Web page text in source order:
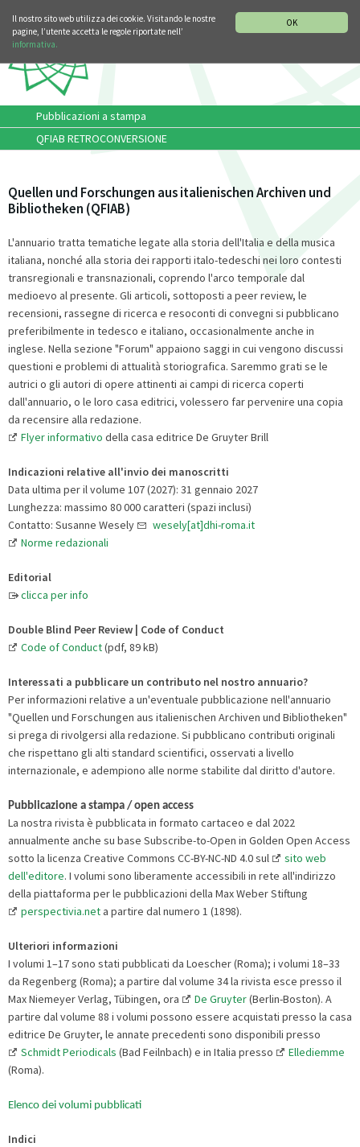
OK
Il nostro sito web utilizza dei cookie. Visitando le nostre
pagine, l’utente accetta le regole riportate nell’
informativa.
Pubblicazioni a stampa
QFIAB RETROCONVERSIONE
Quellen und Forschungen aus italienischen Archiven und
Bibliotheken (QFIAB)
L'annuario tratta tematiche legate alla storia dell'Italia e della musica
italiana, nonché alla storia dei rapporti italo-tedeschi nei loro contesti
transregionali e transnazionali, coprendo l'arco temporale dal
medioevo al presente. Gli articoli, sottoposti a peer review, le
recensioni, rassegne di ricerca e resoconti di convegni si pubblicano
preferibilmente in tedesco e italiano, occasionalmente anche in
inglese. Nella sezione "Forum" appaiono saggi in cui vengono discussi
questioni e problemi di attualità storiografica. Saremmo grati se le
autrici o gli autori di opere attinenti ai campi di ricerca coperti
dall'annuario, o le loro casa editrici, volessero far pervenire una copia
da recensire alla redazione.
Flyer informativo della casa editrice De Gruyter Brill
Indicazioni relative all'invio dei manoscritti
Data ultima per il volume 107 (2027): 31 gennaio 2027
Lunghezza: massimo 80 000 caratteri (spazi inclusi)
Contatto: Susanne Wesely
wesely[at]dhi-roma.it
Norme redazionali
Editorial
clicca per info
Double Blind Peer Review | Code of Conduct
Code of Conduct(pdf, 89 kB)
Interessati a pubblicare un contributo nel nostro annuario?
Per informazioni relative a un'eventuale pubblicazione nell'annuario
"Quellen und Forschungen aus italienischen Archiven und Bibliotheken"
si prega di rivolgersi alla redazione. Si pubblicano contributi originali
che rispettano gli alti standard scientifici, osservati a livello
internazionale, e adempiono alle norme stabilite dal diritto d'autore.
Pubblicazione a stampa / open access
La nostra rivista è pubblicata in formato cartaceo e dal 2022
annualmente anche su base Subscribe-to-Open in Golden Open Access
sotto la licenza Creative Commons CC-BY-NC-ND 4.0 sul
sito web
dell'editore. I volumi sono liberamente accessibili in rete all'indirizzo
della piattaforma per le pubblicazioni della Max Weber Stiftung
perspectivia.net a partire dal numero 1 (1898).
Ulteriori informazioni
I volumi 1–17 sono stati pubblicati da Loescher (Roma); i volumi 18–33
da Regenberg (Roma); a partire dal volume 34 la rivista esce presso il
Max Niemeyer Verlag, Tübingen, ora
De Gruyter(Berlin-Boston). A
partire dal volume 88 i volumi possono essere acquistati presso la casa
editrice De Gruyter, le annate precedenti sono disponibili presso
Schmidt Periodicals (Bad Feilnbach) e in Italia presso
Ellediemme
(Roma).
Elenco dei volumi pubblicati
Indici